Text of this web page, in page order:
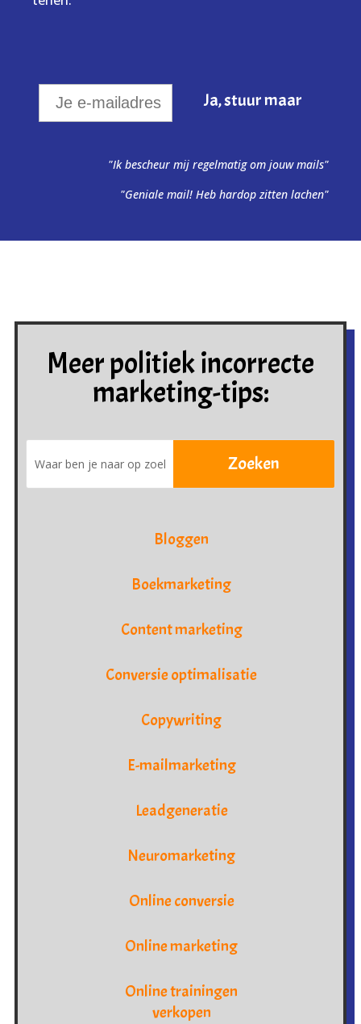
"Ik bescheur mij regelmatig om jouw mails"
"Geniale mail! Heb hardop zitten lachen"
Meer politiek incorrecte
marketing-tips:
Bloggen
Boekmarketing
Content marketing
Conversie optimalisatie
Copywriting
E-mailmarketing
Leadgeneratie
Neuromarketing
Online conversie
Online marketing
Online trainingen
verkopen